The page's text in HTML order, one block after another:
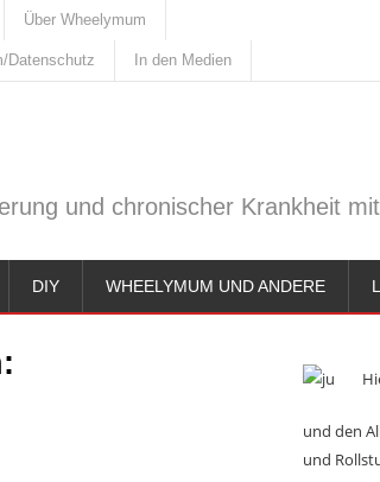
Über Wheelymum
Datenschutz In den Medien
und chronischer Krankheit
DIY WHEELYMUM UND ANDERE
und den
und